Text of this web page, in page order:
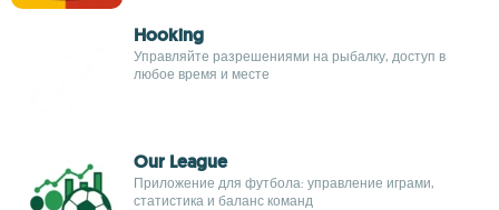
Hooking
Управляйте разрешениями на рыбалку, доступ в
любое время и месте
Our League
Приложение для футбола: управление играми,
статистика и баланс команд